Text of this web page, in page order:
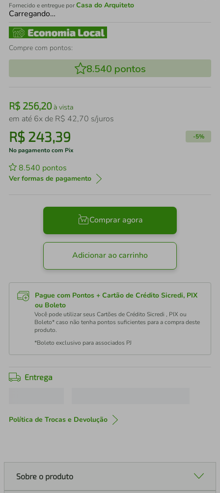
Fornecido e entregue porCasa do Arquiteto
Carregando…
Compre com pontos:
8.540 pontos
R$ 256,20à vista
em até 6x de R$ 42,70 s/juros
R$ 243,39 -5%
No pagamento com Pix
8.540 pontos
Ver formas de pagamento
Comprar agora
Adicionar ao carrinho
Pague com Pontos + Cartão de Crédito Sicredi, PIX
ou Boleto
Você pode utilizar seus Cartões de Crédito Sicredi , PIX ou
Boleto* caso não tenha pontos suficientes para a compra deste
produto.
*Boleto exclusivo para associados PJ
Entrega
Política de Trocas e Devolução
Sobre o produto